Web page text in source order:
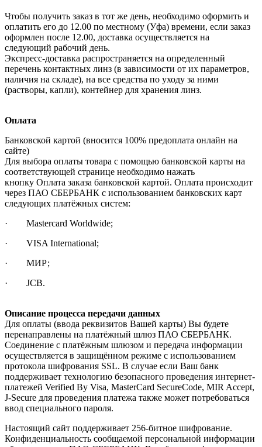
Чтобы получить заказ в тот же день, необходимо оформить и
оплатить его до 12.00 по местному (Уфа) времени, если заказ
оформлен после 12.00, доставка осуществляется на
следующий рабочий день.
Экспресс-доставка распространяется на определенный
перечень контактных линз (в зависимости от их параметров,
наличия на складе), на все средства по уходу за ними
(растворы, капли), контейнер для хранения линз.
Оплата
Банковской картой (вносится 100% предоплата онлайн на
сайте)
Для выбора оплаты товара с помощью банковской карты на
соответствующей странице необходимо нажать
кнопку Оплата заказа банковской картой. Оплата происходит
через ПАО СБЕРБАНК с использованием банковских карт
следующих платёжных систем:
· Mastercard Worldwide;
· VISA International;
· МИР;
· JCB.
Описание процесса передачи данных
Для оплаты (ввода реквизитов Вашей карты) Вы будете
перенаправлены на платёжный шлюз ПАО СБЕРБАНК.
Соединение с платёжным шлюзом и передача информации
осуществляется в защищённом режиме с использованием
протокола шифрования SSL. В случае если Ваш банк
поддерживает технологию безопасного проведения интернет-
платежей Verified By Visa, MasterCard SecureCode, MIR Accept,
J-Secure для проведения платежа также может потребоваться
ввод специального пароля.
Настоящий сайт поддерживает 256-битное шифрование.
Конфиденциальность сообщаемой персональной информации